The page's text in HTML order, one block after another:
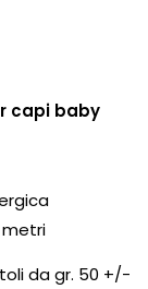
capi baby
metri
da gr. 50 +/-